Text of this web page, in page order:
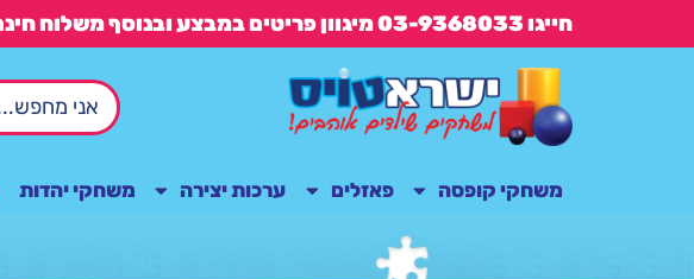
חייגו 03-9368033 מיגוון פריטים במבצע ובנוסף משלוח חינם בקנייה מעל 149 ש"ח
משחקי קופסה פאזלים ערכות יצירה משחקי יהדות